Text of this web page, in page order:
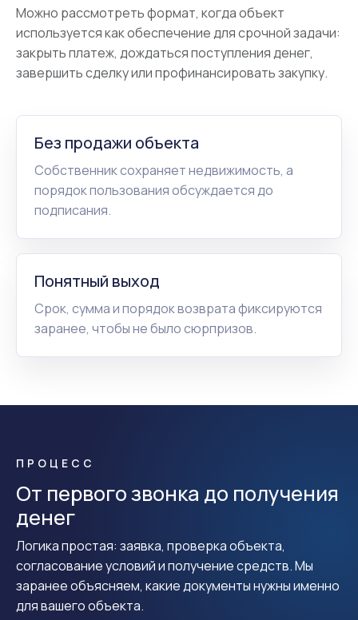
Можно рассмотреть формат, когда объект
используется как обеспечение для срочной задачи:
закрыть платеж, дождаться поступления денег,
завершить сделку или профинансировать закупку.
Без продажи объекта
Собственник сохраняет недвижимость, а
порядок пользования обсуждается до
подписания.
Понятный выход
Срок, сумма и порядок возврата фиксируются
заранее, чтобы не было сюрпризов.
ПРОЦЕСС
От первого звонка до получения
денег
Логика простая: заявка, проверка объекта,
согласование условий и получение средств. Мы
заранее объясняем, какие документы нужны именно
для вашего объекта.